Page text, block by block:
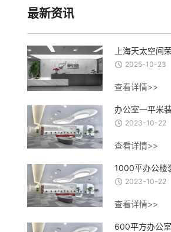
最新资讯
2025-10-23
查看详情>>
2023-10-22
查看详情>>
2023-10-22
查看详情>>